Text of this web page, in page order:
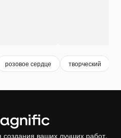
розовое сердце творческий
ваших лучших работ.